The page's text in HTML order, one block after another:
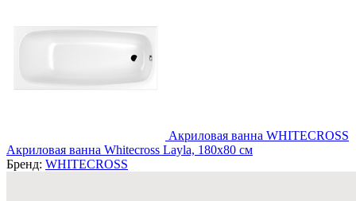
Акриловая ванна WHITECROSS
Акриловая ванна Whitecross Layla, 180x80 см
Бренд: WHITECROSS